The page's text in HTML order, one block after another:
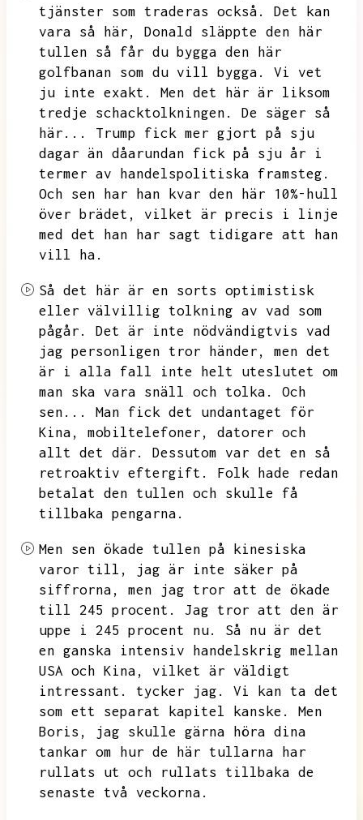
tjänster som traderas också.
Det kan
vara så här,
Donald släppte den här
tullen så får du bygga den här
golfbanan som du vill bygga.
Vi vet
ju inte exakt.
Men det här är liksom
tredje schacktolkningen.
De säger så
här...
Trump fick mer gjort på sju
dagar än dåarundan fick på sju år i
termer av handelspolitiska framsteg.
Och sen har han kvar den här 10%-hull
över brädet,
vilket är precis i linje
med det han har sagt tidigare att han
vill ha.
Så det här är en sorts optimistisk
eller välvillig tolkning av vad som
pågår.
Det är inte nödvändigtvis vad
jag personligen tror händer,
men det
är i alla fall inte helt uteslutet om
man ska vara snäll och tolka.
Och
sen...
Man fick det undantaget för
Kina,
mobiltelefoner,
datorer och
allt det där.
Dessutom var det en så
retroaktiv eftergift.
Folk hade redan
betalat den tullen och skulle få
tillbaka pengarna.
Men sen ökade tullen på kinesiska
varor till,
jag är inte säker på
siffrorna,
men jag tror att de ökade
till 245 procent.
Jag tror att den är
uppe i 245 procent nu.
Så nu är det
en ganska intensiv handelskrig mellan
USA och Kina,
vilket är väldigt
intressant.
tycker jag.
Vi kan ta det
som ett separat kapitel kanske.
Men
Boris, jag skulle gärna höra dina
tankar om hur de här tullarna har
rullats ut och rullats tillbaka de
senaste två veckorna.